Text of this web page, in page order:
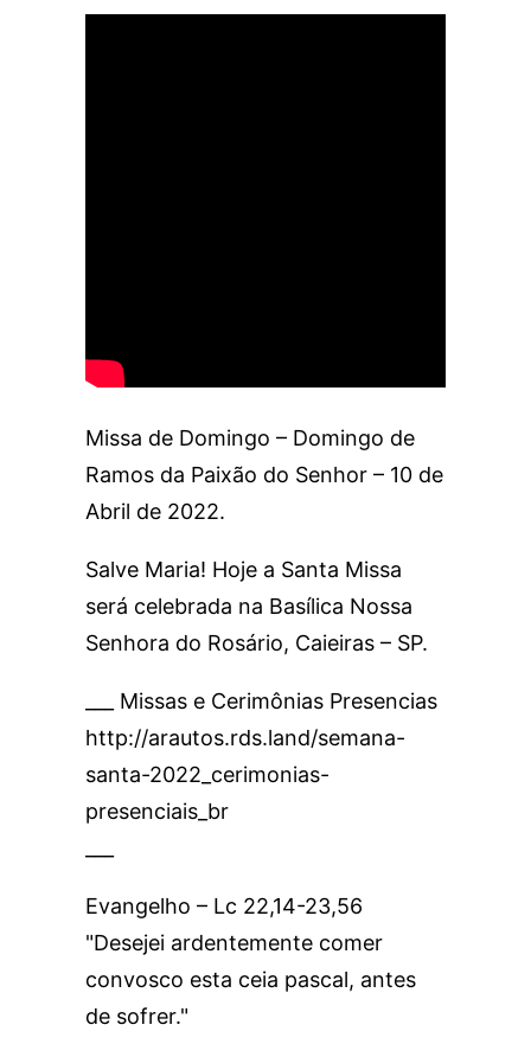
Missa de Domingo – Domingo de
Ramos da Paixão do Senhor – 10 de
Abril de 2022.
Salve Maria! Hoje a Santa Missa
será celebrada na Basílica Nossa
Senhora do Rosário, Caieiras – SP.
___ Missas e Cerimônias Presencias
http://arautos.rds.land/semana-
santa-2022_cerimonias-
presenciais_br
Evangelho – Lc 22,14-23,56
"Desejei ardentemente comer
convosco esta ceia pascal, antes
de sofrer."